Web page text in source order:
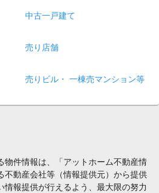
中古一戸建て
売り店舗
売りビル・ 一棟売マンション等
物件情報は、「アットホーム不動産情
不動産会社等（情報提供元）から提供
情報提供が行えるよう、最大限の努力